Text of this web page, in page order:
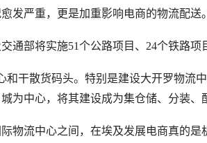
发严重，更是加重影响电商的物流配送。
通部将实施51个公路项目、24个铁路项
和干散货码头。特别是建设大开罗物流
中心，将其建设成为集仓储、分装、
物流中心之间，在埃及发展电商真的是